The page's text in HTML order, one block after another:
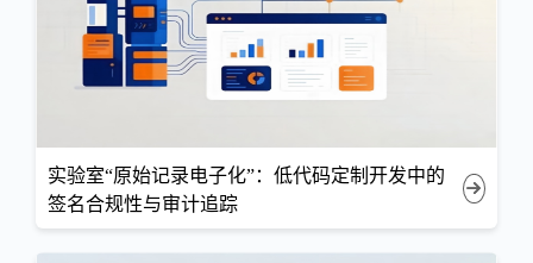
实验室“原始记录电子化”：低代码定制开发中的
签名合规性与审计追踪